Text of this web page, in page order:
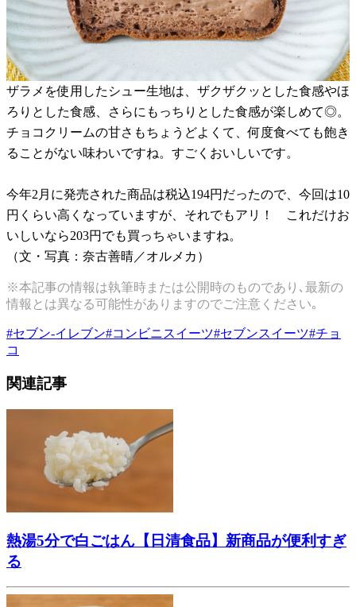
ザラメを使用したシュー生地は、ザクザクッとした食感やほ
ろりとした食感、さらにもっちりとした食感が楽しめて◎。
チョコクリームの甘さもちょうどよくて、何度食べても飽き
ることがない味わいですね。すごくおいしいです。
今年2月に発売された商品は税込194円だったので、今回は10
円くらい高くなっていますが、それでもアリ！ これだけお
いしいなら203円でも買っちゃいますね。
（文・写真：奈古善晴／オルメカ）
※本記事の情報は執筆時または公開時のものであり､最新の
情報とは異なる可能性がありますのでご注意ください｡
#セブン-イレブン#コンビニスイーツ#セブンスイーツ#チョ
コ
関連記事
熱湯5分で白ごはん【日清食品】新商品が便利すぎ
る